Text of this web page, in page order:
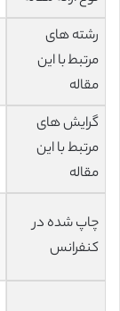
رشته های
مرتبط با این
مقاله
گرایش های
مرتبط با این
مقاله
چاپ شده در
کنفرانس